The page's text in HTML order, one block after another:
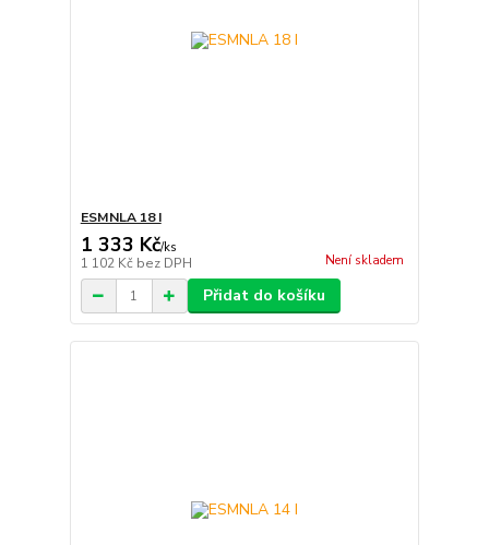
ESMNLA 18 I
1 333 Kč/ks
1 102 Kč bez DPH Není skladem
Přidat do košíku